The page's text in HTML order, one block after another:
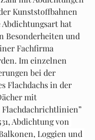
Kunst­stoffbahnen
Abdichtungsart hat
Besonderheiten und
Fachfirma
Im einzelnen
bei der
Flachdachs in der
mit
Abdichtung von
Loggien und